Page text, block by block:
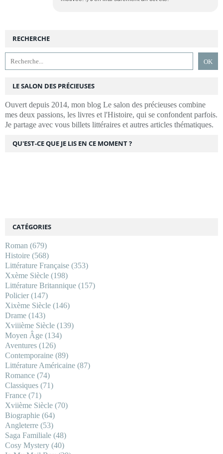
RECHERCHE
LE SALON DES PRÉCIEUSES
Ouvert depuis 2014, mon blog Le salon des précieuses combine
mes deux passions, les livres et l'Histoire, qui se confondent parfois.
Je partage avec vous billets littéraires et autres articles thématiques.
CATÉGORIES
Roman (679)
Histoire (568)
Littérature Française (353)
Xxème Siècle (198)
Littérature Britannique (157)
Policier(147)
Xixème Siècle (146)
Drame (143)
Xviiième Siècle (139)
Moyen Âge (134)
Aventures (126)
Contemporaine (89)
Littérature Américaine (87)
Romance (74)
Classiques (71)
France (71)
Xviième Siècle (70)
Biographie (64)
Angleterre (53)
Saga Familiale (48)
Cosy Mystery (40)
QU'EST-CE QUE JE LIS EN CE MOMENT ?